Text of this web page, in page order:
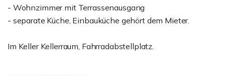
- Wohnzimmer mit Terrassenausgang
- separate Küche, Einbauküche gehört dem Mieter.
Im Keller Kellerraum, Fahrradabstellplatz.